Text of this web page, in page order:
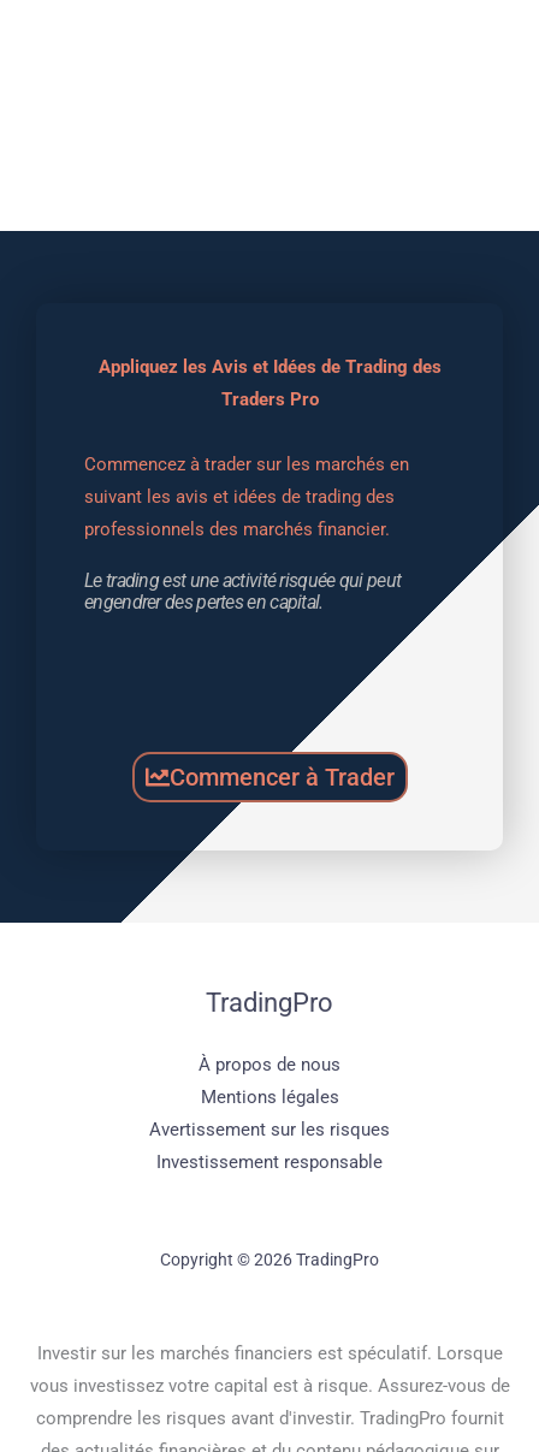
Appliquez les Avis et Idées de Trading des
Traders Pro
Commencez à trader sur les marchés en
suivant les avis et idées de trading des
professionnels des marchés financier.
Le trading est une activité risquée qui peut
engendrer des pertes en capital.
Commencer à Trader
TradingPro
À propos de nous
Mentions légales
Avertissement sur les risques
Investissement responsable
Copyright © 2026 TradingPro
Investir sur les marchés financiers est spéculatif. Lorsque
vous investissez votre capital est à risque. Assurez-vous de
comprendre les risques avant d'investir. TradingPro fournit